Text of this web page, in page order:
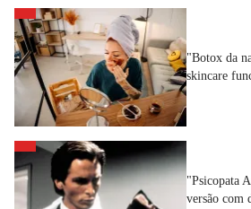
"Botox da
skincare
"Psicopata
versão com